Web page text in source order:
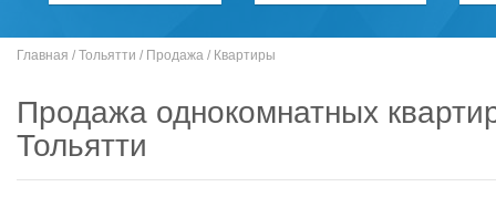
Главная / Тольятти / Продажа / Квартиры
Продажа однокомнатных
Тольятти